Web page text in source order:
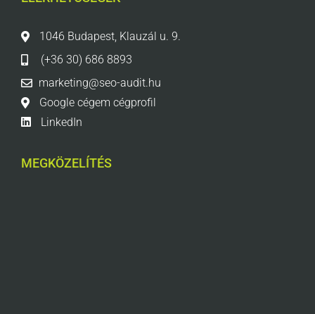
1046 Budapest, Klauzál u. 9.
(+36 30) 686 8893
marketing@seo-audit.hu
Google cégem cégprofil
LinkedIn
MEGKÖZELÍTÉS